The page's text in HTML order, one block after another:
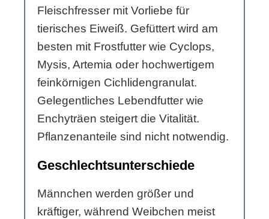
Fleischfresser mit Vorliebe für
tierisches Eiweiß. Gefüttert wird am
besten mit Frostfutter wie Cyclops,
Mysis, Artemia oder hochwertigem
feinkörnigen Cichlidengranulat.
Gelegentliches Lebendfutter wie
Enchyträen steigert die Vitalität.
Pflanzenanteile sind nicht notwendig.
Geschlechtsunterschiede
Männchen werden größer und
kräftiger, während Weibchen meist